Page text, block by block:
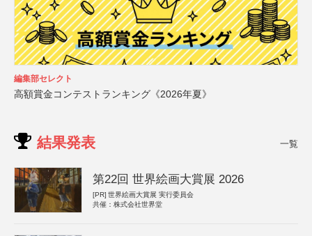
編集部セレクト
高額賞金コンテストランキング《2026年夏》
結果発表 一覧
第22回 世界絵画大賞展 2026
[PR] 世界絵画大賞展 実行委員会
共催：株式会社世界堂